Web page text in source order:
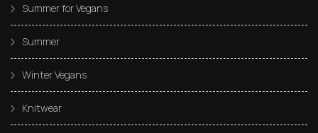
Summer for Vegans
Summer
Winter Vegans
Knitwear